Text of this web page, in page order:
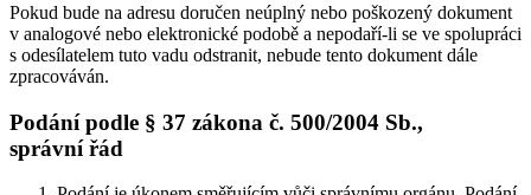
Pokud bude na adresu doručen neúplný nebo poškozený dokument
v analogové nebo elektronické podobě a nepodaří-li se ve spolupráci
s odesílatelem tuto vadu odstranit, nebude tento dokument dále
zpracováván.
Podání podle § 37 zákona č. 500/2004 Sb.,
správní řád